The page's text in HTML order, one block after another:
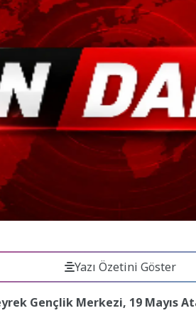
Yazı Özetini Göster
Gençlik Merkezi, 19 Mayıs